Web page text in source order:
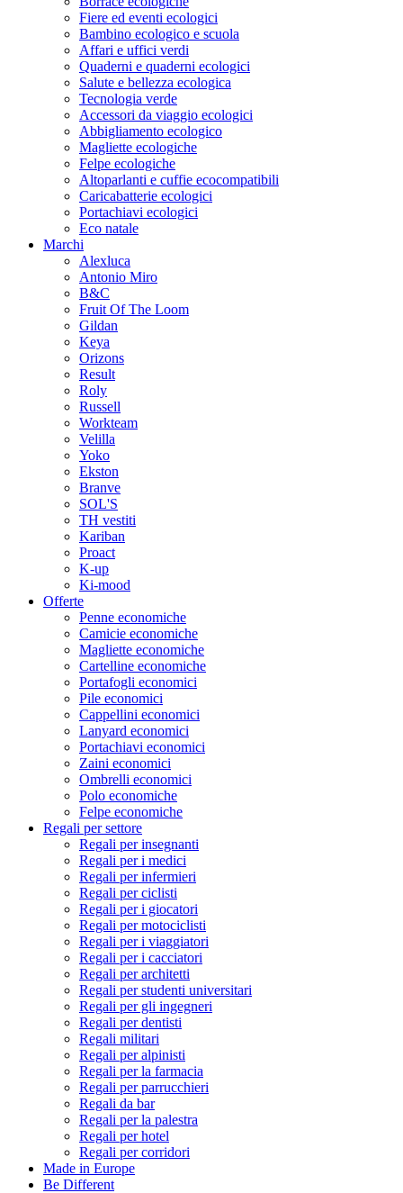
Fiere ed eventi ecologici
Bambino ecologico e scuola
Affari e uffici verdi
Quaderni e quaderni ecologici
Salute e bellezza ecologica
Tecnologia verde
Accessori da viaggio ecologici
Abbigliamento ecologico
Magliette ecologiche
Felpe ecologiche
Altoparlanti e cuffie ecocompatibili
Caricabatterie ecologici
Portachiavi ecologici
Eco natale
Marchi
Alexluca
Antonio Miro
B&C
Fruit Of The Loom
Gildan
Keya
Orizons
Result
Roly
Russell
Workteam
Velilla
Yoko
Ekston
Branve
SOL'S
TH vestiti
Kariban
Proact
K-up
Ki-mood
Offerte
Penne economiche
Camicie economiche
Magliette economiche
Cartelline economiche
Portafogli economici
Pile economici
Cappellini economici
Lanyard economici
Portachiavi economici
Zaini economici
Ombrelli economici
Polo economiche
Felpe economiche
Regali per settore
Regali per insegnanti
Regali per i medici
Regali per infermieri
Regali per ciclisti
Regali per i giocatori
Regali per motociclisti
Regali per i viaggiatori
Regali per i cacciatori
Regali per architetti
Regali per studenti universitari
Regali per gli ingegneri
Regali per dentisti
Regali militari
Regali per alpinisti
Regali per la farmacia
Regali per parrucchieri
Regali da bar
Regali per la palestra
Regali per hotel
Regali per corridori
Made in Europe
Be Different